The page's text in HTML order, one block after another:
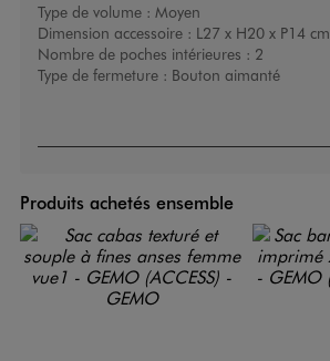
Type de volume : Moyen
Dimension accessoire : L27 x H20 x P14 cm
Nombre de poches intérieures : 2
Type de fermeture : Bouton aimanté
Produits achetés ensemble